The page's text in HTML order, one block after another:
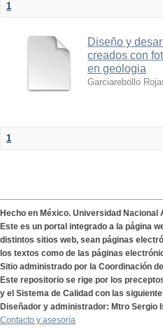
1
Diseño y
creados con
en geologia
Garciarebollo
1
Hecho en México. Universidad
Este es un portal integrado a la página
distintos sitios web, sean páginas
los textos como de las páginas
Sitio administrado por la Coordinación
Este repositorio se rige por los
y el Sistema de Calidad con las
Diseñador y administrador: Mtro Sergio
Contacto y asesoría